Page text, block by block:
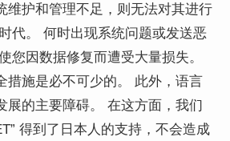
维护和管理不足，则无法对其进行
代。 何时出现系统问题或发送恶
您因数据修复而遭受大量损失。
措施是必不可少的。 此外，语言
展的主要障碍。 在这方面，我们
得到了日本人的支持，不会造成